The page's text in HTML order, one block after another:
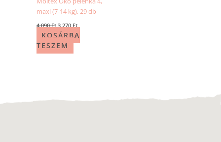
maxi (7-14 kg), 29 db
4 090Ft 3 270 Ft
KOSÁRBA
TESZEM